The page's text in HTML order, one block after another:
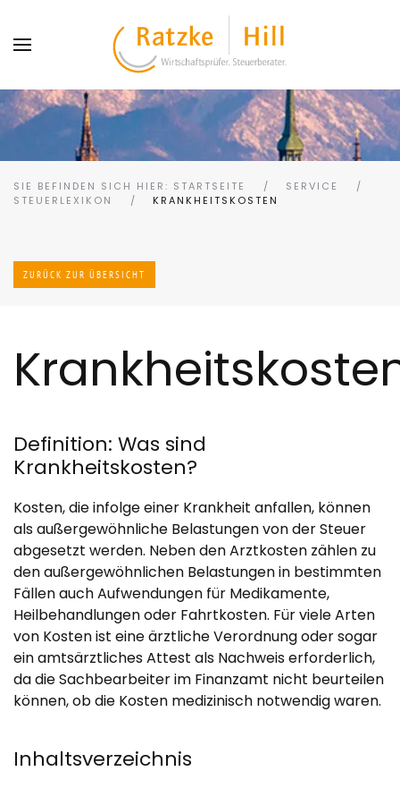
SIE BEFINDEN SICH HIER: STARTSEITE
SERVICE
STEUERLEXIKON
KRANKHEITSKOSTEN
ZURÜCK ZUR ÜBERSICHT
Definition: Was sind
Krankheitskosten?
Kosten, die infolge einer Krankheit anfallen, können
als außergewöhnliche Belastungen von der Steuer
abgesetzt werden. Neben den Arztkosten zählen zu
den außergewöhnlichen Belastungen in bestimmten
Fällen auch Aufwendungen für Medikamente,
Heilbehandlungen oder Fahrtkosten. Für viele Arten
von Kosten ist eine ärztliche Verordnung oder sogar
ein amtsärztliches Attest als Nachweis erforderlich,
da die Sachbearbeiter im Finanzamt nicht beurteilen
können, ob die Kosten medizinisch notwendig waren.
Inhaltsverzeichnis